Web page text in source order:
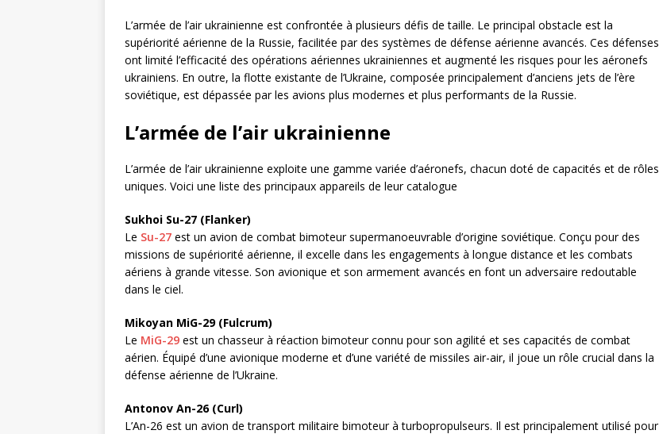
L’armée de l’air ukrainienne est confrontée à plusieurs défis de taille. Le principal obstacle est la
supériorité aérienne de la Russie, facilitée par des systèmes de défense aérienne avancés. Ces défenses
ont limité l’efficacité des opérations aériennes ukrainiennes et augmenté les risques pour les aéronefs
ukrainiens. En outre, la flotte existante de l’Ukraine, composée principalement d’anciens jets de l’ère
soviétique, est dépassée par les avions plus modernes et plus performants de la Russie.
L’armée de l’air ukrainienne
L’armée de l’air ukrainienne exploite une gamme variée d’aéronefs, chacun doté de capacités et de rôles
uniques. Voici une liste des principaux appareils de leur catalogue
Sukhoi Su-27 (Flanker)
Le Su-27 est un avion de combat bimoteur supermanoeuvrable d’origine soviétique. Conçu pour des
missions de supériorité aérienne, il excelle dans les engagements à longue distance et les combats
aériens à grande vitesse. Son avionique et son armement avancés en font un adversaire redoutable
dans le ciel.
Mikoyan MiG-29 (Fulcrum)
Le MiG-29 est un chasseur à réaction bimoteur connu pour son agilité et ses capacités de combat
aérien. Équipé d’une avionique moderne et d’une variété de missiles air-air, il joue un rôle crucial dans la
défense aérienne de l’Ukraine.
Antonov An-26 (Curl)
L’An-26 est un avion de transport militaire bimoteur à turbopropulseurs. Il est principalement utilisé pour